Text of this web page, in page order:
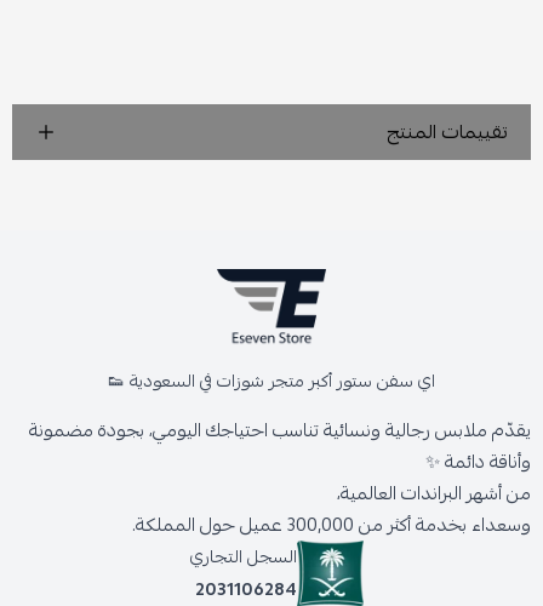
تقييمات المنتج
اي سفن ستور أكبر متجر شوزات في السعودية 👟
يقدّم ملابس رجالية ونسائية تناسب احتياجك اليومي، بجودة مضمونة
وأناقة دائمة ✨
من أشهر البراندات العالمية،
وسعداء بخدمة أكثر من 300,000 عميل حول المملكة.
السجل التجاري
2031106284